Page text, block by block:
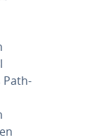
Path­